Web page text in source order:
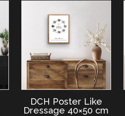
DCH Poster Like
Dressage 40×50 cm